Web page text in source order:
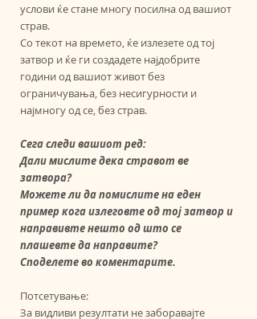
услови ќе стане многу посилна од вашиот
страв.
Со текот на времето, ќе излезете од тој
затвор и ќе ги создадете најдобрите
години од вашиот живот без
ограничувања, без несигурности и
најмногу од се, без страв.
Сега следи вашиот ред:
Дали мислите дека стравот ве
затвора?
Можете ли да помислите на еден
пример кога излеговте од тој затвор и
направивте нешто од што се
плашевте да направите?
Споделете во коментарите.
Потсетување:
За видливи резултати не заборавајте